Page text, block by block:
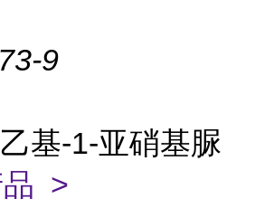
9
基-1-亚硝基脲
品 >